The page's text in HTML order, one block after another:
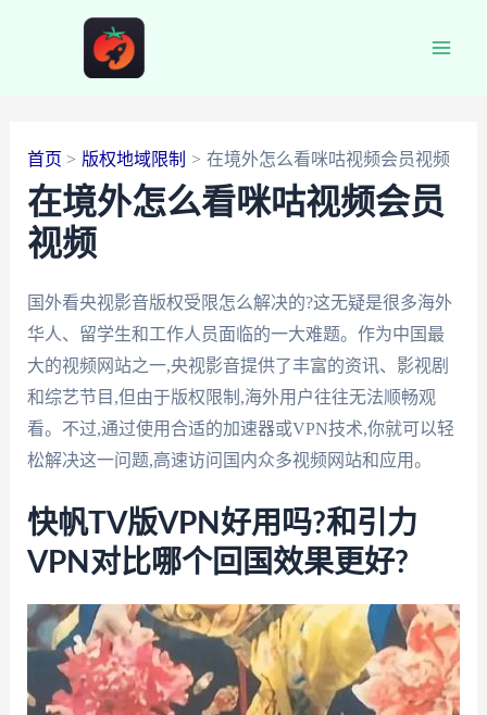
首页 版权地域限制 在境外怎么看咪咕视频会员视频
在境外怎么看咪咕视频会员
视频
国外看央视影音版权受限怎么解决的?这无疑是很多海外
华人、留学生和工作人员面临的一大难题。作为中国最
大的视频网站之一,央视影音提供了丰富的资讯、影视剧
和综艺节目,但由于版权限制,海外用户往往无法顺畅观
看。不过,通过使用合适的加速器或VPN技术,你就可以轻
松解决这一问题,高速访问国内众多视频网站和应用。
快帆TV版VPN好用吗?和引力
VPN对比哪个回国效果更好?